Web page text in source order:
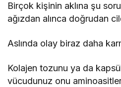
Birçok kişinin aklına şu
ağızdan alınca doğrudan
Aslında olay biraz daha
Kolajen tozunu ya da
vücudunuz onu